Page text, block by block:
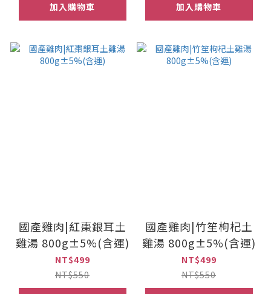
加入購物車 加入購物車
國產雞肉|紅棗銀耳土
雞湯 800g±5%(含運)
NT$499
NT$550
國產雞肉|竹笙枸杞土
雞湯 800g±5%(含運)
NT$499
NT$550